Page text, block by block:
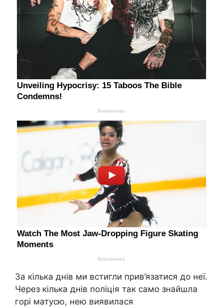
За кілька днів ми встигли прив’язатися до неї.
Через кілька днів nоліція так само знайшла
горі матусю, нею виявилася